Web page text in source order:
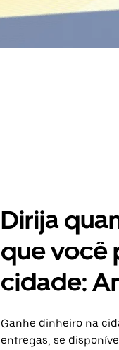
Dirija
que você
cidade:
Ganhe dinheiro na
entregas, se